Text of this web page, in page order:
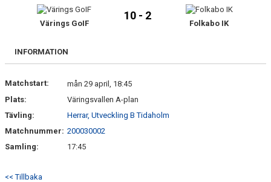
MATCHER
KALENDER
BILDGALLERI
Värings GoIF
10 - 2
Folkabo IK
INFORMATION
Matchstart:
mån 29 april, 18:45
Plats:
Väringsvallen A-plan
Tävling:
Herrar, Utveckling B Tidaholm
Matchnummer: 200030002
Samling:
17:45
<< Tillbaka